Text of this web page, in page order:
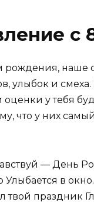
с
наше
улыбок и
оценки у тебя
что у них
— День
в
твой праздник